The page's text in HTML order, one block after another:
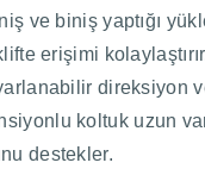
ve biniş yaptığı
erişimi
direksiyon
koltuk uzun
destekler.